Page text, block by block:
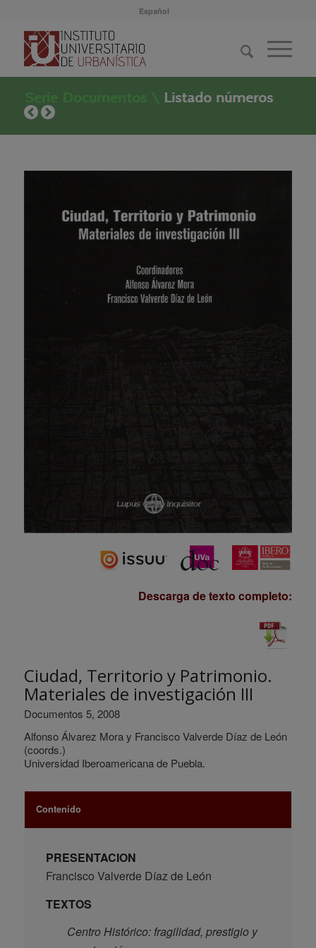
Español
Descarga de texto completo:
Ciudad, Territorio y Patrimonio.
Materiales de investigación III
Documentos 5, 2008
Alfonso Álvarez Mora y Francisco Valverde Díaz de León
(coords.)
Universidad Iberoamericana de Puebla.
Contenido
PRESENTACION
Francisco Valverde Díaz de León
TEXTOS
Centro Histórico: fragilidad, prestigio y